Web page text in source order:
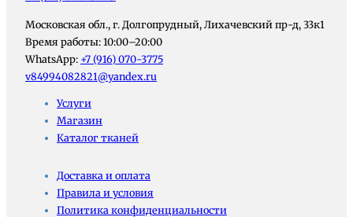
Московская обл., г. Долгопрудный, Лихачевский пр-д, 33к1
Время работы: 10:00–20:00
WhatsApp: +7 (916) 070-3775
v84994082821@yandex.ru
Услуги
Магазин
Каталог тканей
Доставка и оплата
Правила и условия
Политика конфиденциальности